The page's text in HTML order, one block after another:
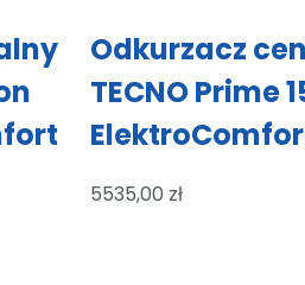
Odkurzacz
TECNO Prime
5535,00 zł